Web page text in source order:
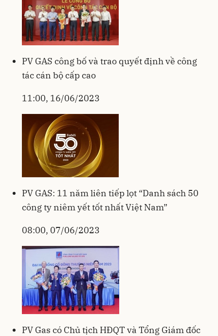
PV GAS công bố và trao quyết định về công
tác cán bộ cấp cao
11:00, 16/06/2023
PV GAS: 11 năm liên tiếp lọt “Danh sách 50
công ty niêm yết tốt nhất Việt Nam”
08:00, 07/06/2023
PV Gas có Chủ tịch HĐQT và Tổng Giám đốc